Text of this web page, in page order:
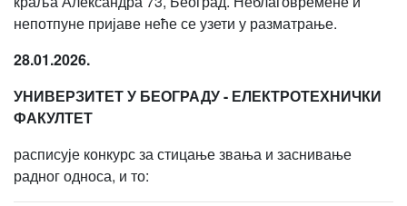
непотпуне пријаве неће се узети у разматрање.
28.01.2026.
УНИВЕРЗИТЕТ У БЕОГРАДУ - ЕЛЕКТРОТЕХНИЧКИ
ФАКУЛТЕТ
расписује конкурс за стицање звања и заснивање
радног односа, и то: